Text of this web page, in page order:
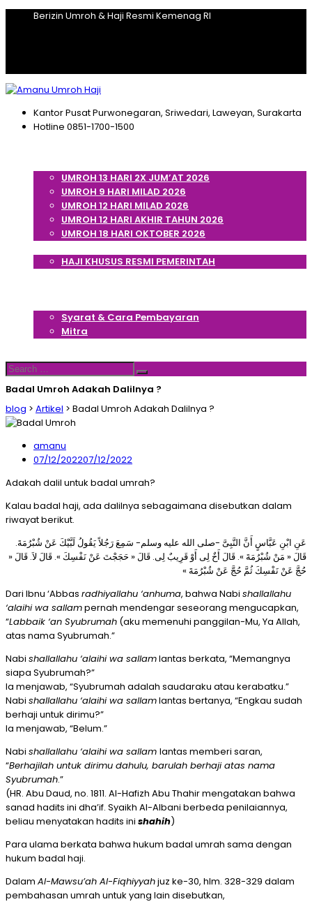
Berizin Umroh & Haji Resmi Kemenag RI
Kantor PusatPurwonegaran, Sriwedari, Laweyan, Surakarta
Hotline 0851-1700-1500
UMROH 13 HARI 2X JUM’AT 2026
UMROH 9 HARI MILAD 2026
UMROH 12 HARI MILAD 2026
UMROH 12 HARI AKHIR TAHUN 2026
UMROH 18 HARI OKTOBER 2026
HAJI KHUSUS RESMI PEMERINTAH
Syarat & Cara Pembayaran
Mitra
Search
Search
Badal Umroh Adakah Dalilnya ?
blog > Artikel > Badal Umroh Adakah Dalilnya ?
amanu
07/12/202207/12/2022
Adakah dalil untuk badal umrah?
Kalau badal haji, ada dalilnya sebagaimana disebutkan dalam
riwayat berikut.
عَنِ ابْنِ عَبَّاسٍ أَنَّ النَّبِىَّ -صلى الله عليه وسلم- سَمِعَ رَجُلاً يَقُولُ لَبَّيْكَ عَنْ شُبْرُمَةَ.
قَالَ « مَنْ شُبْرُمَةَ ». قَالَ أَخٌ لِى أَوْ قَرِيبٌ لِى. قَالَ « حَجَجْتَ عَنْ نَفْسِكَ ». قَالَ لاَ. قَالَ «
حُجَّ عَنْ نَفْسِكَ ثُمَّ حُجَّ عَنْ شُبْرُمَةَ »
Dari Ibnu ‘Abbas radhiyallahu ‘anhuma, bahwa Nabi shallallahu
‘alaihi wa sallampernah mendengar seseorang mengucapkan,
“Labbaik ‘an Syubrumah (aku memenuhi panggilan-Mu, Ya Allah,
atas nama Syubrumah.”
Nabi shallallahu ‘alaihi wa sallamlantas berkata, “Memangnya
siapa Syubrumah?”
Ia menjawab, “Syubrumah adalah saudaraku atau kerabatku.”
Nabi shallallahu ‘alaihi wa sallamlantas bertanya, “Engkau sudah
berhaji untuk dirimu?”
Ia menjawab, “Belum.”
Nabi shallallahu ‘alaihi wa sallam lantas memberi saran,
“Berhajilah untuk dirimu dahulu, barulah berhaji atas nama
Syubrumah.”
(HR. Abu Daud, no. 1811. Al-Hafizh Abu Thahir mengatakan bahwa
sanad hadits ini dha’if. Syaikh Al-Albani berbeda penilaiannya,
beliau menyatakan hadits ini shahih)
Para ulama berkata bahwa hukum badal umrah sama dengan
hukum badal haji.
Dalam Al-Mawsu’ah Al-Fiqhiyyahjuz ke-30, hlm. 328-329 dalam
pembahasan umrah untuk yang lain disebutkan,